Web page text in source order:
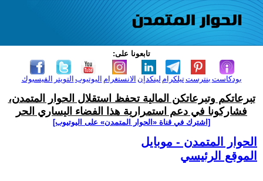
تابعونا على:
الفيسبوك التويتر اليوتيوب الانستغرام لينكدإن تيلكرامبنترست بودكاست
تبرعاتكم وتبرعاتكن المالية تحفظ استقلال الحوار المتمدن،
فشاركونا في دعم استمرارية هذا الفضاء اليساري الحر
[اشترك في قناة ‫«الحوار المتمدن» على اليوتيوب]
الحوار المتمدن - موبايل
الموقع الرئيسي